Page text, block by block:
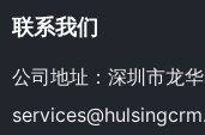
联系我们
公司地址：深圳市龙